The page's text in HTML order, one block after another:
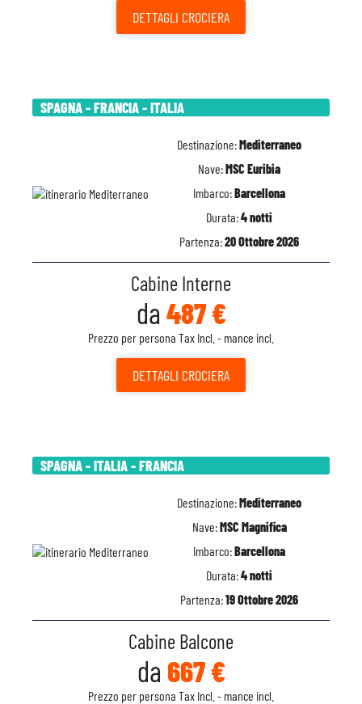
DETTAGLI CROCIERA
SPAGNA - FRANCIA - ITALIA
Destinazione:Mediterraneo
Nave:MSC Euribia
Imbarco:Barcellona
Durata:4 notti
Partenza:20 Ottobre 2026
Cabine Interne
da 487 €
Prezzo per persona Tax Incl. - mance incl.
DETTAGLI CROCIERA
SPAGNA - ITALIA - FRANCIA
Destinazione:Mediterraneo
Nave:MSC Magnifica
Imbarco:Barcellona
Durata:4 notti
Partenza:19 Ottobre 2026
Cabine Balcone
da 667 €
Prezzo per persona Tax Incl. - mance incl.